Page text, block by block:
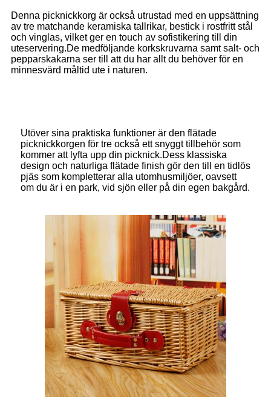
Denna picknickkorg är också utrustad med en uppsättning
av tre matchande keramiska tallrikar, bestick i rostfritt stål
och vinglas, vilket ger en touch av sofistikering till din
uteservering.De medföljande korkskruvarna samt salt- och
pepparskakarna ser till att du har allt du behöver för en
minnesvärd måltid ute i naturen.
Utöver sina praktiska funktioner är den flätade
picknickkorgen för tre också ett snyggt tillbehör som
kommer att lyfta upp din picknick.Dess klassiska
design och naturliga flätade finish gör den till en tidlös
pjäs som kompletterar alla utomhusmiljöer, oavsett
om du är i en park, vid sjön eller på din egen bakgård.